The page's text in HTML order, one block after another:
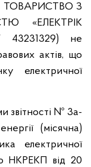
ТОВАРИСТВО З
«ЕЛЕКТРІК
не
актів, що
електричної
звітності № 3а-
(місячна)
електричної
НКРЕКП від 20